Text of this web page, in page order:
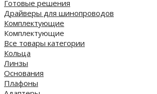
Готовые решения
Драйверы для шинопроводов
Комплектующие
Комплектующие
Все товары категории
Кольца
Линзы
Основания
Плафоны